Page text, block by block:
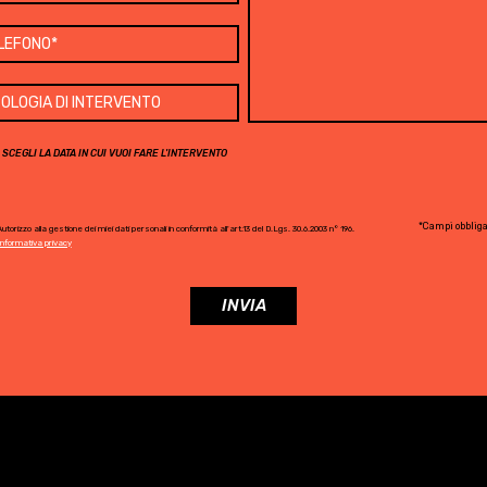
SCEGLI LA DATA IN CUI VUOI FARE L'INTERVENTO
alla gestione dei miei dati personali in conformità all'art.13 del D.Lgs. 30.6.2003 n° 196.
privacy
*Campi